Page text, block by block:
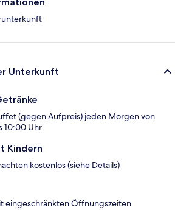
Unterkunft
(gegen Aufpreis) jeden Morgen von
10:00 Uhr
Kindern
kostenlos (siehe Details)
eingeschränkten Öffnungszeiten